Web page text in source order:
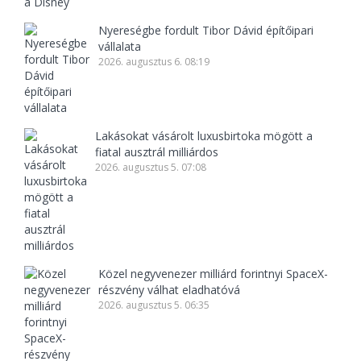
Nyereségbe fordult Tibor Dávid építőipari
vállalata
2026. augusztus 6. 08:19
Lakásokat vásárolt luxusbirtoka mögött a
fiatal ausztrál milliárdos
2026. augusztus 5. 07:08
Közel negyvenezer milliárd forintnyi SpaceX-
részvény válhat eladhatóvá
2026. augusztus 5. 06:35